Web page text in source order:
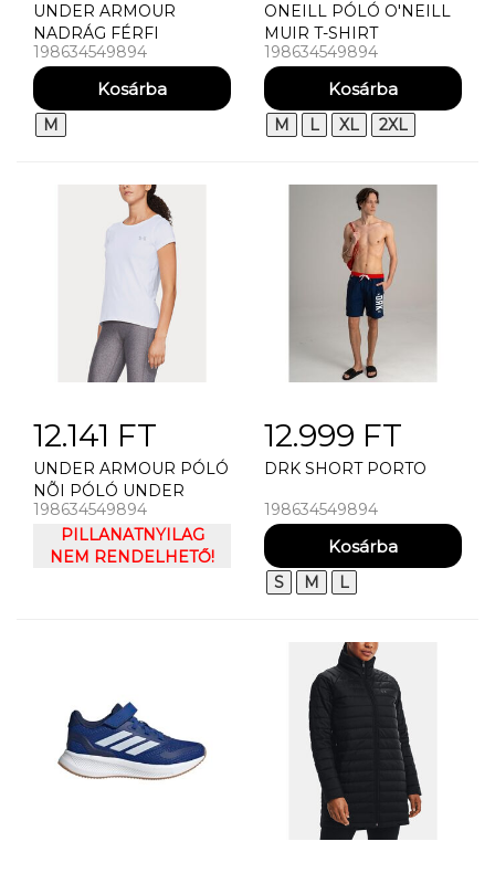
UNDER ARMOUR
NADRÁG FÉRFI
MELEGÍTÕNADRÁG
UNDER ARMOUR UA
RIVAL FLEECE
JOGGERS
198634549894
M
ONEILL PÓLÓ O'NEILL
MUIR T-SHIRT
198634549894
M L XL 2XL
12.141 FT
UNDER ARMOUR PÓLÓ
NÕI PÓLÓ UNDER
ARMOUR HG SS
198634549894
PILLANATNYILAG
NEM RENDELHETŐ!
12.999 FT
DRK SHORT PORTO
198634549894
S M L